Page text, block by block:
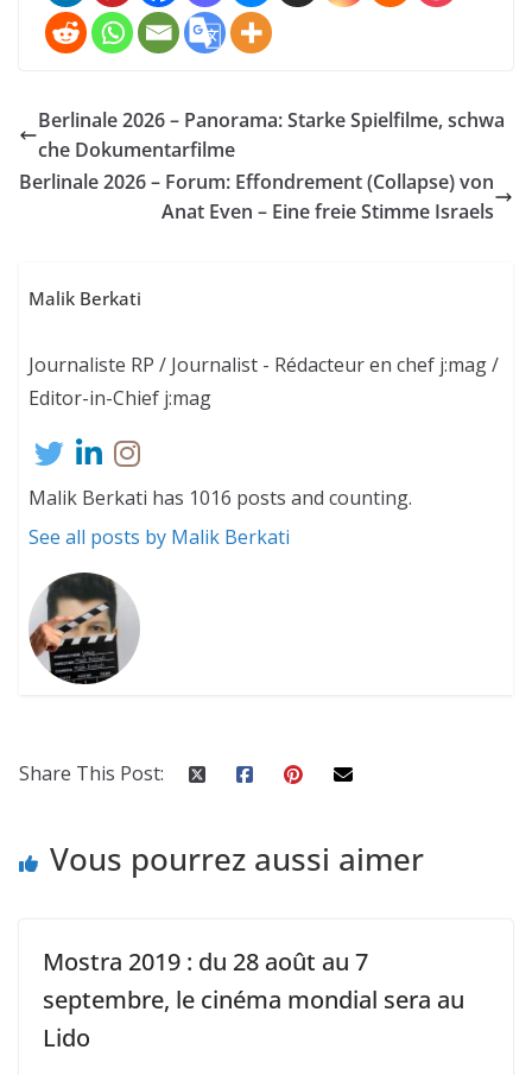
Berlinale 2026 – Panorama: Starke Spielfilme, schwa
che Dokumentarfilme
Berlinale 2026 – Forum: Effondrement (Collapse) von
Anat Even – Eine freie Stimme Israels
Malik Berkati
Journaliste RP / Journalist - Rédacteur en chef j:mag /
Editor-in-Chief j:mag
Malik Berkati has 1016 posts and counting.
See all posts by Malik Berkati
Share This Post:
Vous pourrez aussi aimer
Mostra 2019 : du 28 août au 7
septembre, le cinéma mondial sera au
Lido